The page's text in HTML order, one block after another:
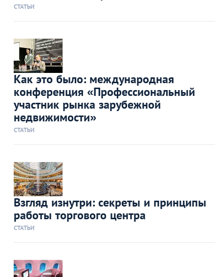
СТАТЬИ
Как это было: международная
конференция «Профессиональный
участник рынка зарубежной
недвижимости»
СТАТЬИ
Взгляд изнутри: секреты и принципы
работы торгового центра
СТАТЬИ